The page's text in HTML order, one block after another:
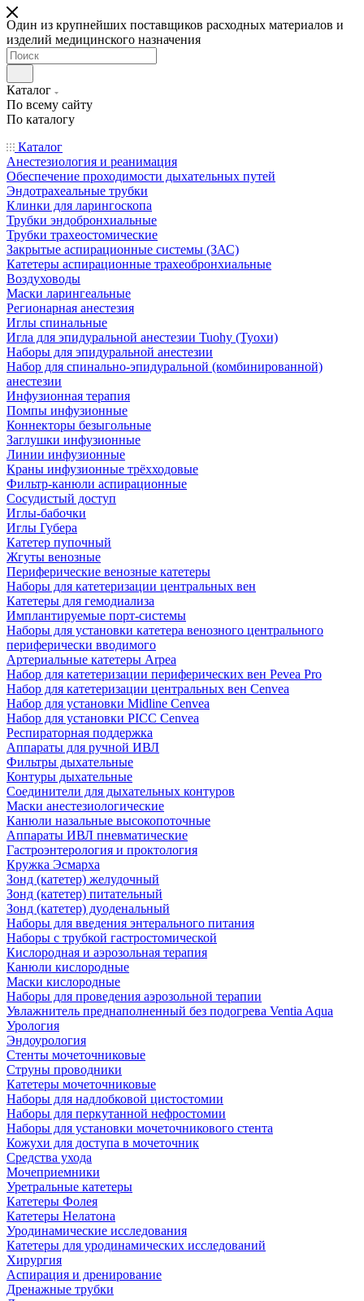
Один из крупнейших поставщиков расходных материалов и
изделий медицинского назначения
Каталог
По всему сайту
По каталогу
Каталог
Анестезиология и реанимация
Обеспечение проходимости дыхательных путей
Эндотрахеальные трубки
Клинки для ларингоскопа
Трубки эндобронхиальные
Трубки трахеостомические
Закрытые аспирационные системы (ЗАС)
Катетеры аспирационные трахеобронхиальные
Воздуховоды
Маски ларингеальные
Регионарная анестезия
Иглы спинальные
Игла для эпидуральной анестезии Tuohy (Туохи)
Наборы для эпидуральной анестезии
Набор для спинально-эпидуральной (комбинированной)
анестезии
Инфузионная терапия
Помпы инфузионные
Коннекторы безыгольные
Заглушки инфузионные
Линии инфузионные
Краны инфузионные трёхходовые
Фильтр-канюли аспирационные
Сосудистый доступ
Иглы-бабочки
Иглы Губера
Катетер пупочный
Жгуты венозные
Периферические венозные катетеры
Наборы для катетеризации центральных вен
Катетеры для гемодиализа
Имплантируемые порт‑системы
Наборы для установки катетера венозного центрального
периферически вводимого
Артериальные катетеры Arpea
Набор для катетеризации периферических вен Pevea Pro
Набор для катетеризации центральных вен Cenvea
Набор для установки Midline Cenvea
Набор для установки PICC Cenvea
Респираторная поддержка
Аппараты для ручной ИВЛ
Фильтры дыхательные
Контуры дыхательные
Соединители для дыхательных контуров
Маски анестезиологические
Канюли назальные высокопоточные
Аппараты ИВЛ пневматические
Гастроэнтерология и проктология
Кружка Эсмарха
Зонд (катетер) желудочный
Зонд (катетер) питательный
Зонд (катетер) дуоденальный
Наборы для введения энтерального питания
Наборы с трубкой гастростомической
Кислородная и аэрозольная терапия
Канюли кислородные
Маски кислородные
Наборы для проведения аэрозольной терапии
Увлажнитель преднаполненный без подогрева Ventia Aqua
Урология
Эндоурология
Стенты мочеточниковые
Струны проводники
Катетеры мочеточниковые
Наборы для надлобковой цистостомии
Наборы для перкутанной нефростомии
Наборы для установки мочеточникового стента
Кожухи для доступа в мочеточник
Средства ухода
Мочеприемники
Уретральные катетеры
Катетеры Фолея
Катетеры Нелатона
Уродинамические исследования
Катетеры для уродинамических исследований
Хирургия
Аспирация и дренирование
Дренажные трубки